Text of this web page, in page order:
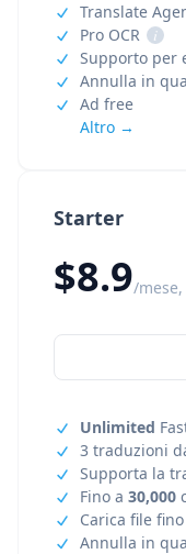
Starter
$8.9/
Unlimited
3 traduzioni
Supporta la
Fino a 30,000
Carica file fino
Annulla in
Translate
Pro OCR
i
Supporto per
Annulla in
Ad free
Altro →